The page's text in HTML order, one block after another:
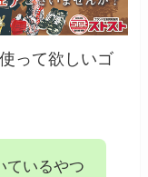
って欲しいゴ
ているやつ